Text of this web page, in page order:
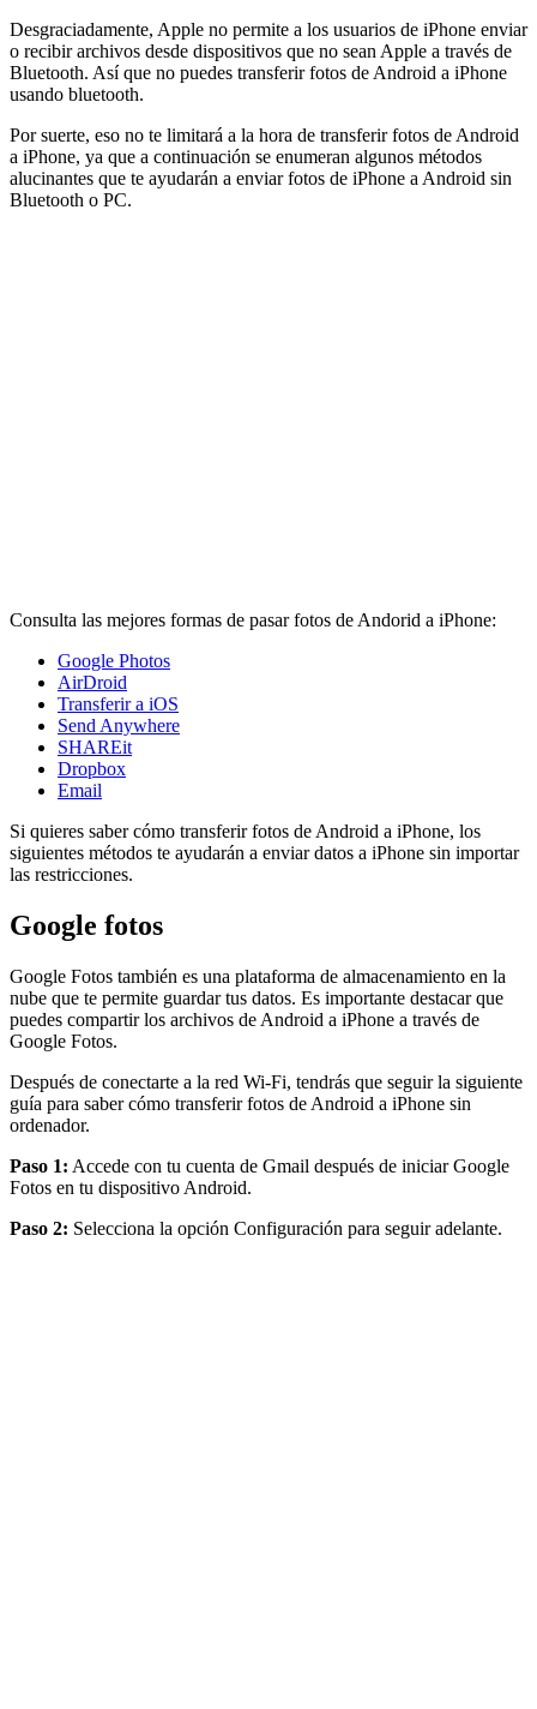
Desgraciadamente, Apple no permite a los usuarios de iPhone enviar
o recibir archivos desde dispositivos que no sean Apple a través de
Bluetooth. Así que no puedes transferir fotos de Android a iPhone
usando bluetooth.
Por suerte, eso no te limitará a la hora de transferir fotos de Android
a iPhone, ya que a continuación se enumeran algunos métodos
alucinantes que te ayudarán a enviar fotos de iPhone a Android sin
Bluetooth o PC.
Consulta las mejores formas de pasar fotos de Andorid a iPhone:
Google Photos
AirDroid
Transferir a iOS
Send Anywhere
SHAREit
Dropbox
Email
Si quieres saber cómo transferir fotos de Android a iPhone, los
siguientes métodos te ayudarán a enviar datos a iPhone sin importar
las restricciones.
Google fotos
Google Fotos también es una plataforma de almacenamiento en la
nube que te permite guardar tus datos. Es importante destacar que
puedes compartir los archivos de Android a iPhone a través de
Google Fotos.
Después de conectarte a la red Wi-Fi, tendrás que seguir la siguiente
guía para saber cómo transferir fotos de Android a iPhone sin
ordenador.
Paso 1: Accede con tu cuenta de Gmail después de iniciar Google
Fotos en tu dispositivo Android.
Paso 2: Selecciona la opción Configuración para seguir adelante.